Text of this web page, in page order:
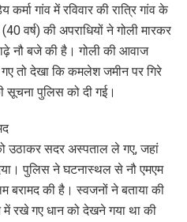
गांव में रविवार की रात्रि गांव के
वर्ष) की अपराधियों ने गोली मारकर
नौ बजे की है। गोली की आवाज
तो देखा कि कमलेश जमीन पर गिरे
सूचना पुलिस को दी गई।
उठाकर सदर अस्पताल ले गए, जहां
पुलिस ने घटनास्थल से नौ एमएम
बरामद की है। स्वजनों ने बताया की
रखे गए धान को देखने गया था की